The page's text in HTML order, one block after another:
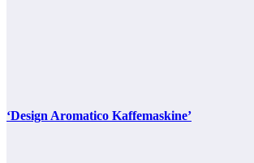
‘Design Aromatico Kaffemaskine’